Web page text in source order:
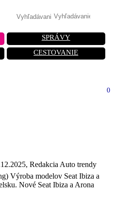
SPRÁVY
CESTOVANIE
0
Redakcia Auto trendy
Výroba modelov Seat Ibiza a
Nové Seat Ibiza a Arona